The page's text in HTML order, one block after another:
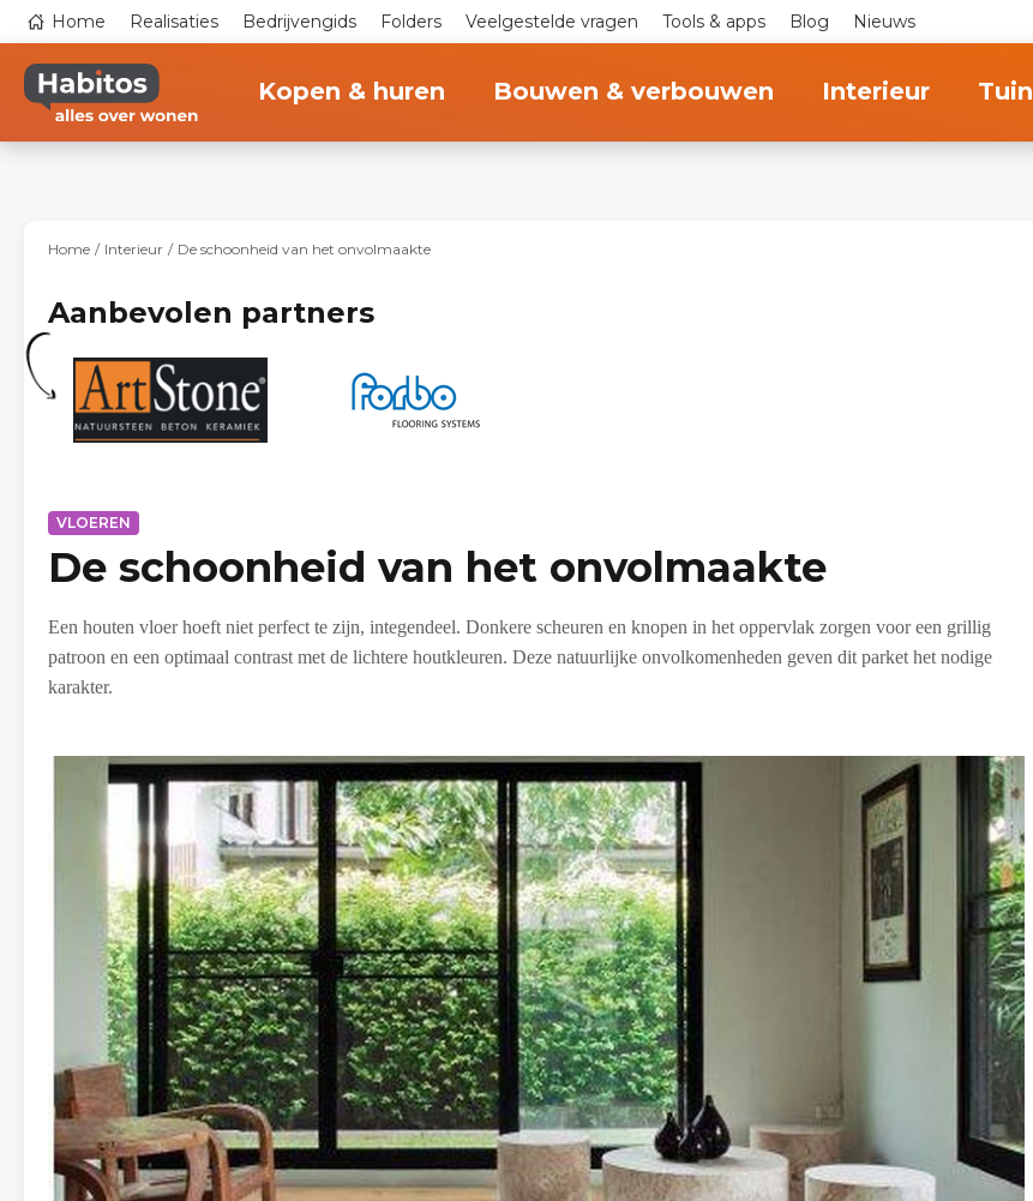
naar
inhoud
gaan
Top
navigation
Home Realisaties Bedrijvengids Folders Veelgestelde vragen Tools & apps Blog Nieuws
Kopen & huren Bouwen & verbouwen Interieur Tuin
Home Interieur De schoonheid van het onvolmaakte
Aanbevolen partners
VLOEREN
De schoonheid van het onvolmaakte
Een houten vloer hoeft niet perfect te zijn, integendeel. Donkere scheuren en knopen in het oppervlak zorgen voor een grillig
patroon en een optimaal contrast met de lichtere houtkleuren. Deze natuurlijke onvolkomenheden geven dit parket het nodige
karakter.